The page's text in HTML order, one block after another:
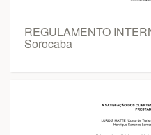
REGULAMENTO
Sorocaba